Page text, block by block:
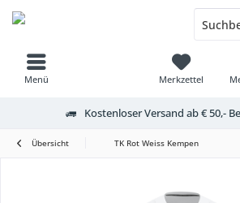
Menü Merkzettel
Kostenloser Versand ab € 50,-
Übersicht TK Rot Weiss Kempen